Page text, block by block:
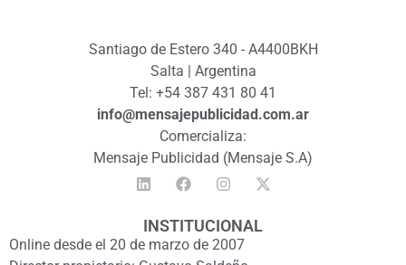
Santiago de Estero 340 - A4400BKH
Salta | Argentina
Tel: +54 387 431 80 41
info@mensajepublicidad.com.ar
Comercializa:
Mensaje Publicidad (Mensaje S.A)
INSTITUCIONAL
Online desde el 20 de marzo de 2007